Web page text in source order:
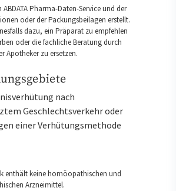
Pharma-Daten-Service und der
oder der Packungsbeilagen erstellt.
dazu, ein Präparat zu empfehlen
oder die fachliche Beratung durch
Apotheker zu ersetzen.
nach
Geschlechtsverkehr oder
einer Verhütungsmethode
enthält keine homöopathischen und
Arzneimittel.